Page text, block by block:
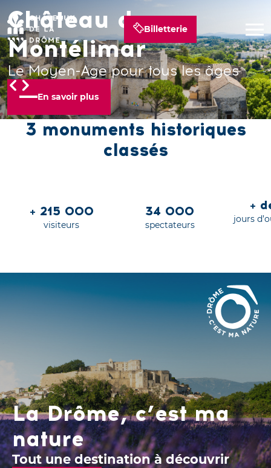
Billetterie
Château de Grignan
Un palais royal en Provence
En savoir plus
Château de
Montélimar
Le Moyen-Age pour tous les âges
En savoir plus
Château de Suze-la-
Rousse
Grandeur nature !
En savoir plus
3 monuments historiques
classés
+ 215 000
visiteurs
34 000
spectateurs
+
jours
La Drôme, c’est ma
nature
Tout une destination à découvrir